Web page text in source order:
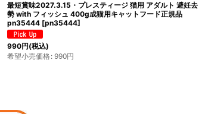
最短賞味2027.3.15・プレスティージ 猫用 アダルト 避妊去
勢 with フィッシュ 400g成猫用キャットフード正規品
pn35444 [pn35444]
990円(税込)
希望小売価格: 990円